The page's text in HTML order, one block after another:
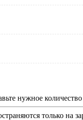
нужное
только на